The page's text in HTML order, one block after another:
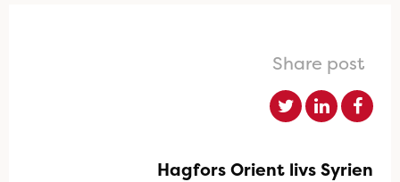
Share post
Hagfors Orient livs Syrien